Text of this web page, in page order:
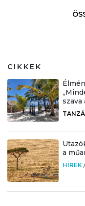
CIKKEK
szava
a
HÍREK